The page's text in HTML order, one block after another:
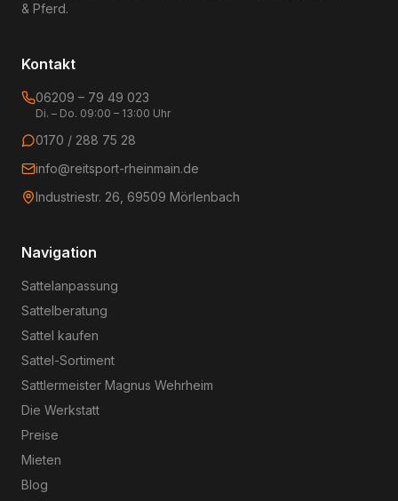
& Pferd.
Kontakt
06209 – 79 49 023
Di. – Do. 09:00 – 13:00 Uhr
0170 / 288 75 28
info@reitsport-rheinmain.de
Industriestr. 26, 69509 Mörlenbach
Navigation
Sattelanpassung
Sattelberatung
Sattel kaufen
Sattel-Sortiment
Sattlermeister Magnus Wehrheim
Die Werkstatt
Preise
Mieten
Blog